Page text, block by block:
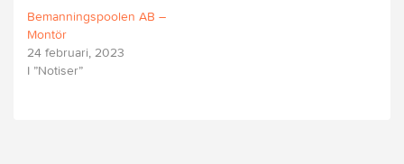
Bemanningspoolen AB –
Montör
24 februari, 2023
I ”Notiser”